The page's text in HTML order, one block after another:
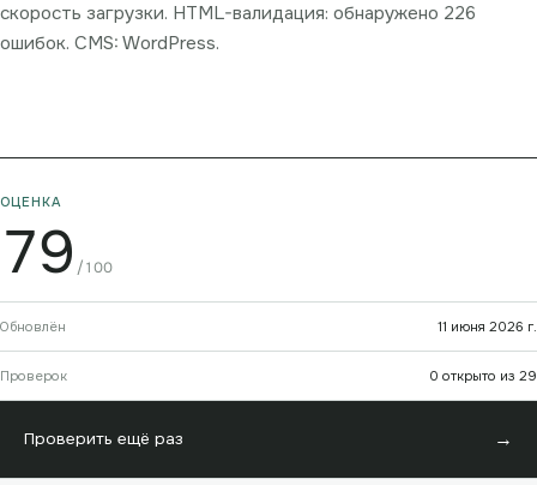
скорость загрузки. HTML-валидация: обнаружено 226
ошибок. CMS: WordPress.
ОЦЕНКА
79 /100
Обновлён 11 июня 2026 г.
Проверок 0 открыто из 29
Проверить ещё раз →